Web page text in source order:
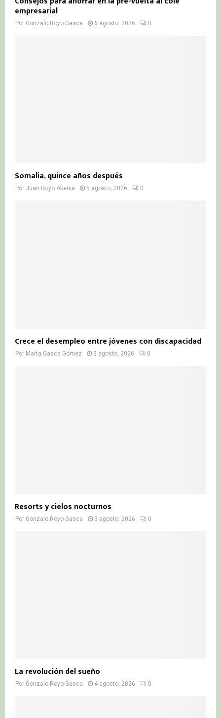
empresarial
Por Gonzalo Royo Gasca 6 agosto, 2026 0
Somalia, quince años después
Por Juan Royo Abenia 5 agosto, 2026 0
Crece el desempleo entre jóvenes con discapacidad
Por Marta Gasca Gómez 5 agosto, 2026 0
Resorts y cielos nocturnos
Por Gonzalo Royo Gasca 5 agosto, 2026 0
La revolución del sueño
Por Gonzalo Royo Gasca 4 agosto, 2026 0